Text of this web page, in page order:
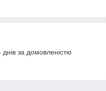
за домовленістю